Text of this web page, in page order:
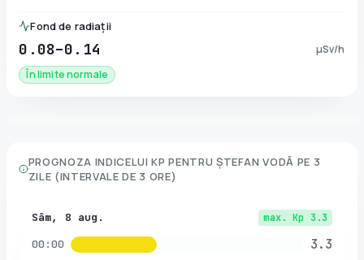
Fond de radiații
0.08–0.14
µSv/h
În limite normale
PROGNOZA INDICELUI KP PENTRU ȘTEFAN VODĂ PE 3
ZILE (INTERVALE DE 3 ORE)
Sâm, 8 aug. max. Kp 3.3
00:00 3.3